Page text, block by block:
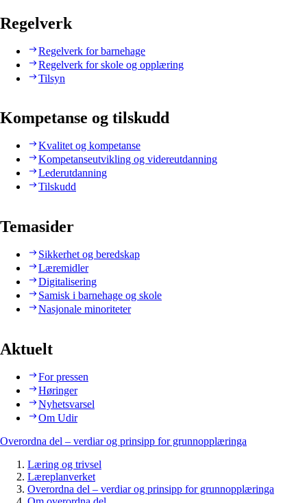
Regelverk
Regelverk for barnehage
Regelverk for skole og opplæring
Tilsyn
Kompetanse og tilskudd
Kvalitet og kompetanse
Kompetanseutvikling og videreutdanning
Lederutdanning
Tilskudd
Temasider
Sikkerhet og beredskap
Læremidler
Digitalisering
Samisk i barnehage og skole
Nasjonale minoriteter
Aktuelt
For pressen
Høringer
Nyhetsvarsel
Om Udir
Overordna del – verdiar og prinsipp for grunnopplæringa
Læring og trivsel
Læreplanverket
Overordna del – verdiar og prinsipp for grunnopplæringa